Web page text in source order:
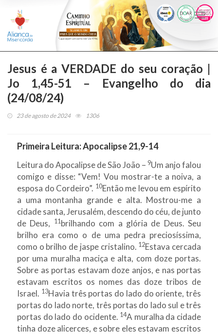
Jesus é a VERDADE do seu coração |
Jo 1,45-51 – Evangelho do dia
(24/08/24)
23 de agosto de 2024 1306
Primeira Leitura:Apocalipse 21,9-14
Leitura do Apocalipse de São João – 9Um anjo falou
comigo e disse: “Vem! Vou mostrar-te a noiva, a
esposa do Cordeiro”. 10Então me levou em espírito
a uma montanha grande e alta. Mostrou-me a
cidade santa, Jerusalém, descendo do céu, de junto
de Deus,
11brilhando com a glória de Deus. Seu
brilho era como o de uma pedra preciosíssima,
como o brilho de jaspe cristalino. 12Estava cercada
por uma muralha maciça e alta, com doze portas.
Sobre as portas estavam doze anjos, e nas portas
estavam escritos os nomes das doze tribos de
Israel. 13Havia três portas do lado do oriente, três
portas do lado norte, três portas do lado sul e três
portas do lado do ocidente. 14A muralha da cidade
tinha doze alicerces, e sobre eles estavam escritos